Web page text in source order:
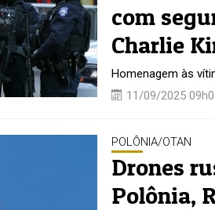
com
Charlie
Homenagem às
11/09/2025
POLÔNIA/OTAN
Drones
Polônia,